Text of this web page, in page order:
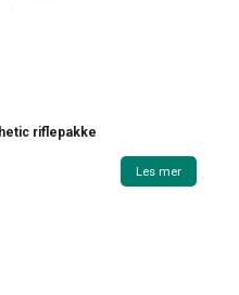
riflepakke
Les mer